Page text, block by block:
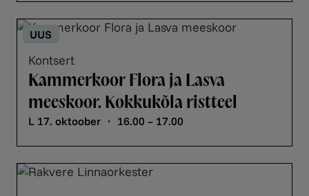
UUS
Kontsert
Kammerkoor Flora ja Lasva
meeskoor. Kokkukõla ristteel
L 17. oktoober ・ 16.00 – 17.00